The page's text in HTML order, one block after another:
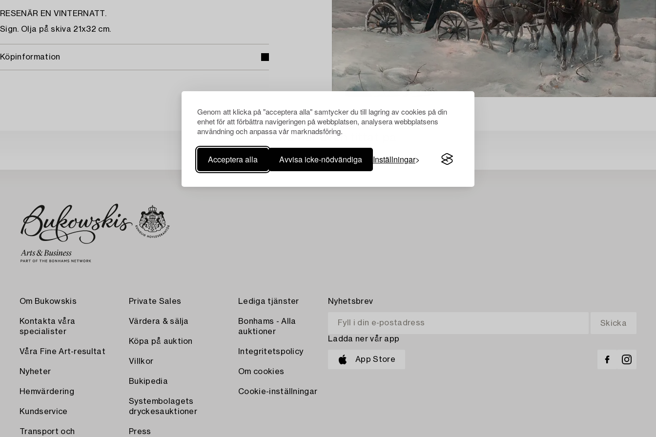
Genom att klicka på "acceptera alla" samtycker du till lagring av cookies på din
enhet för att förbättra navigeringen på webbplatsen, analysera webbplatsens
användning och anpassa vår marknadsföring.
Acceptera alla Avvisa icke-nödvändiga Inställningar
RESENÄR EN VINTERNATT.
Sign. Olja på skiva 21x32 cm.
Köpinformation
Andra har även tittat på
Om Bukowskis
Kontakta våra
specialister
Våra Fine Art-resultat
Nyheter
Hemvärdering
Kundservice
Transport och
Private Sales
Värdera & sälja
Köpa på auktion
Villkor
Bukipedia
Systembolagets
dryckesauktioner
Press
Lediga tjänster
Bonhams - Alla
auktioner
Integritetspolicy
Om cookies
Cookie-inställningar
Nyhetsbrev
Ladda ner vår app
App Store